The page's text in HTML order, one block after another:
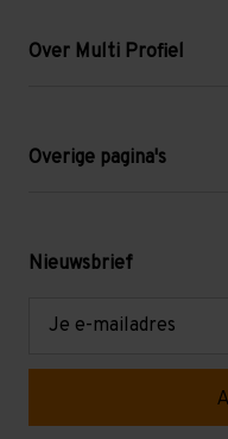
Over Multi Profiel
Blog
Levering en afhalen
Overige pagina's
Mezzanine
Nieuwsbrief